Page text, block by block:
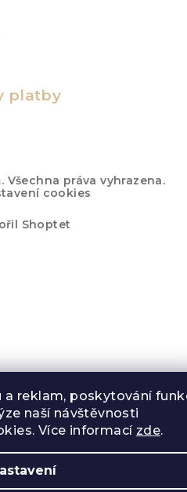
a reklam, poskytování
naší návštěvnosti
Více informací zde.
platby
. Všechna práva vyhrazena.
cookies
Shoptet